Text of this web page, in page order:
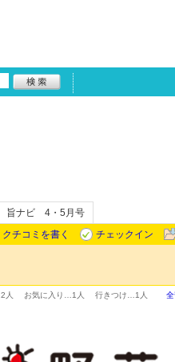
旨ナビ 4・5月号
クチコミを書く
チェックイン
2人 お気に入り… 1人 行きつけ… 1人